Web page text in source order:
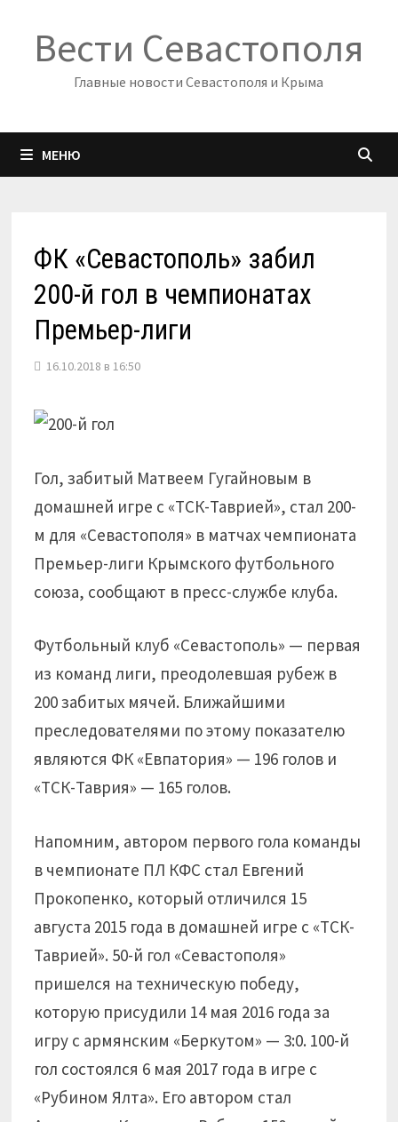
содержимому
Вести Севастополя
Главные новости Севастополя и Крыма
МЕНЮ
ФК «Севастополь» забил
200-й гол в чемпионатах
Премьер-лиги
16.10.2018 в 16:50
Гол, забитый Матвеем Гугайновым в
домашней игре с «ТСК-Таврией», стал 200-
м для «Севастополя» в матчах чемпионата
Премьер-лиги Крымского футбольного
союза, сообщают в пресс-службе клуба.
Футбольный клуб «Севастополь» — первая
из команд лиги, преодолевшая рубеж в
200 забитых мячей. Ближайшими
преследователями по этому показателю
являются ФК «Евпатория» — 196 голов и
«ТСК-Таврия» — 165 голов.
Напомним, автором первого гола команды
в чемпионате ПЛ КФС стал Евгений
Прокопенко, который отличился 15
августа 2015 года в домашней игре с «ТСК-
Таврией». 50-й гол «Севастополя»
пришелся на техническую победу,
которую присудили 14 мая 2016 года за
игру с армянским «Беркутом» — 3:0. 100-й
гол состоялся 6 мая 2017 года в игре с
«Рубином Ялта». Его автором стал